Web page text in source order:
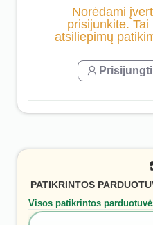
Norėdami
prisijunkite.
atsiliepimų
PATIKRINTOS
Visos patikrintos